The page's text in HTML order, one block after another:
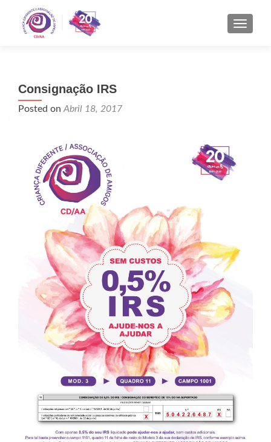
Consignação IRS
Posted on Abril 18, 2017